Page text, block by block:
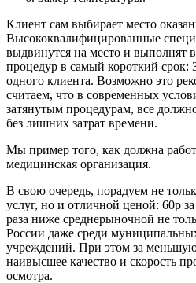
Клиент сам выбирает место
Высококвалифицированные
выдвинутся на место и выполнят
процедур в самый короткий срок:
одного клиента. Возможно это
считаем, что в современных
затянутым процедурам, все
без лишних затрат времени.
Мы пример того, как должна
медицинская организация.
В свою очередь, порадуем не
услуг, но и отличной ценой: 60р
раза ниже среднерыночной не
России даже среди
учреждений. При этом за
наивысшее качество и скорость
осмотра.